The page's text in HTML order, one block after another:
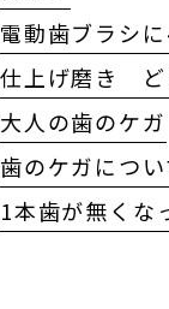
大人の歯のケガ
歯のケガについ